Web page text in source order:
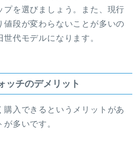
プを選びましょう。また、現行
値段が変わらないことが多いの
代モデルになります。
ッチのデメリット
購入できるというメリットがあ
多いです。